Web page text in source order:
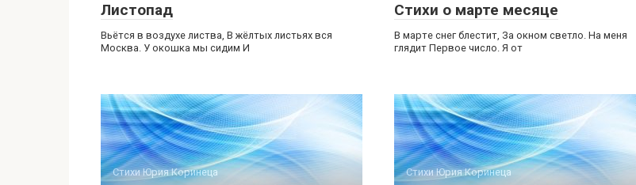
Листопад
Вьётся в воздухе листва, В жёлтых листьях вся
Москва. У окошка мы сидим И
Стихи о марте месяце
В марте снег блестит, За окном светло. На меня
глядит Первое число. Я от
Стихи Юрия Коринеца
Стихи Юрия Коринеца